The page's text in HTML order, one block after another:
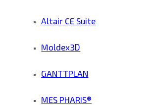
Altair CE Suite
Moldex3D
GANTTPLAN
MES PHARIS®